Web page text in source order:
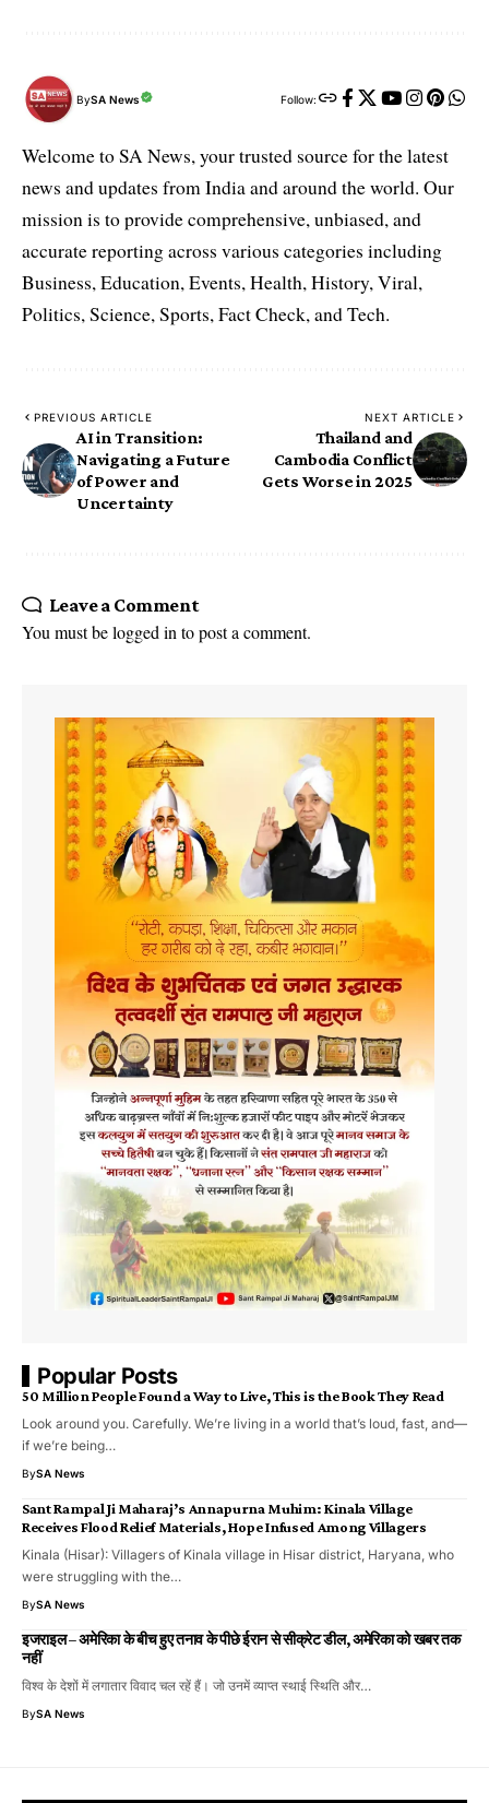
BySA News Follow:
Welcome to SA News, your trusted source for the latest
news and updates from India and around the world. Our
mission is to provide comprehensive, unbiased, and
accurate reporting across various categories including
Business, Education, Events, Health, History, Viral,
Politics, Science, Sports, Fact Check, and Tech.
PREVIOUS ARTICLE
AI in Transition:
Navigating a Future
of Power and
Uncertainty
NEXT ARTICLE
Thailand and
Cambodia Conflict
Gets Worse in 2025
Leave a Comment
You must belogged into post a comment.
Popular Posts
50 Million People Found a Way to Live, This is the Book They Read
Look around you. Carefully. We’re living in a world that’s loud, fast, and—
if we’re being…
BySA News
Sant Rampal Ji Maharaj’s Annapurna Muhim: Kinala Village
Receives Flood Relief Materials, Hope Infused Among Villagers
Kinala (Hisar): Villagers of Kinala village in Hisar district, Haryana, who
were struggling with the…
BySA News
इजराइल – अमेरिका के बीच हुए तनाव के पीछे ईरान से सीक्रेट डील, अमेरिका को खबर तक
नहीं
विश्व के देशों में लगातार विवाद चल रहें हैं। जो उनमें व्याप्त स्थाई स्थिति और…
BySA News